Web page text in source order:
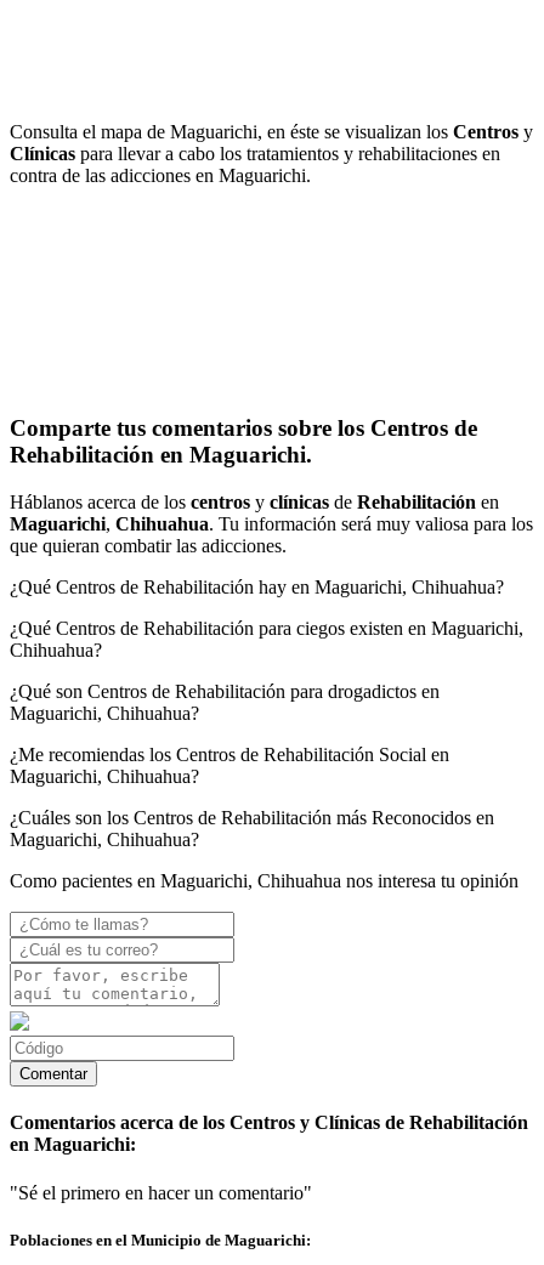
Consulta el mapa de Maguarichi, en éste se visualizan los Centros y
Clínicas para llevar a cabo los tratamientos y rehabilitaciones en
contra de las adicciones en Maguarichi.
Comparte tus comentarios sobre los Centros de
Rehabilitación en Maguarichi.
Háblanos acerca de los centros y clínicas de Rehabilitación en
Maguarichi, Chihuahua. Tu información será muy valiosa para los
que quieran combatir las adicciones.
¿Qué Centros de Rehabilitación hay en Maguarichi, Chihuahua?
¿Qué Centros de Rehabilitación para ciegos existen en Maguarichi,
Chihuahua?
¿Qué son Centros de Rehabilitación para drogadictos en
Maguarichi, Chihuahua?
¿Me recomiendas los Centros de Rehabilitación Social en
Maguarichi, Chihuahua?
¿Cuáles son los Centros de Rehabilitación más Reconocidos en
Maguarichi, Chihuahua?
Como pacientes en Maguarichi, Chihuahua nos interesa tu opinión
Comentarios acerca de los Centros y Clínicas de Rehabilitación
en Maguarichi:
"Sé el primero en hacer un comentario"
Poblaciones en el Municipio de Maguarichi: